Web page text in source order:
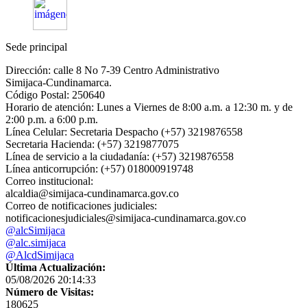
Sede principal
Dirección: calle 8 No 7-39 Centro Administrativo
Simijaca-Cundinamarca.
Código Postal: 250640
Horario de atención: Lunes a Viernes de 8:00 a.m. a 12:30 m. y de
2:00 p.m. a 6:00 p.m.
Línea Celular: Secretaria Despacho (+57) 3219876558
Secretaria Hacienda: (+57) 3219877075
Línea de servicio a la ciudadanía: (+57) 3219876558
Línea anticorrupción: (+57) 018000919748
Correo institucional:
alcaldia@simijaca-cundinamarca.gov.co
Correo de notificaciones judiciales:
notificacionesjudiciales@simijaca-cundinamarca.gov.co
@alcSimijaca
@alc.simijaca
@AlcdSimijaca
Última Actualización:
05/08/2026 20:14:33
Número de Visitas:
180625